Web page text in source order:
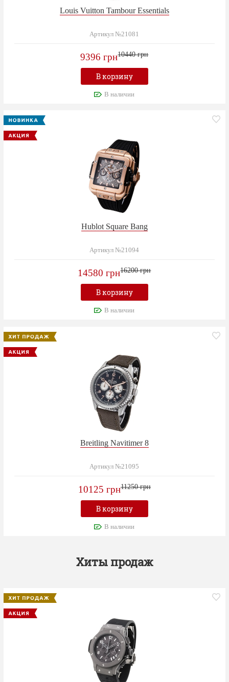
Louis Vuitton Tambour Essentials
Артикул №21081
9396 грн10440 грн
В корзину
В наличии
Hublot Square Bang
Артикул №21094
14580 грн16200 грн
В корзину
В наличии
Breitling Navitimer 8
Артикул №21095
10125 грн11250 грн
В корзину
В наличии
Хиты продаж